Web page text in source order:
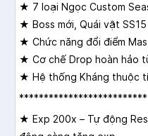
★ 7 loại Ngọc Custom
★ Boss mới, Quái vật SS15
★ Chức năng đổi điểm
★ Cơ chế Drop hoàn hảo
★ Hệ thống Kháng thuộc
**************************
★ Exp 200x – Tự động